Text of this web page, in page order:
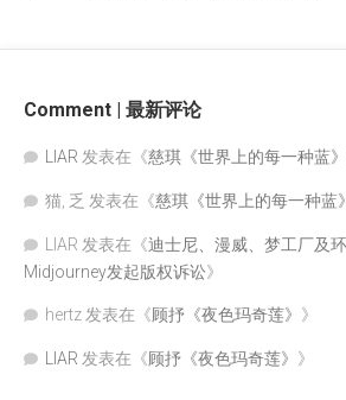
Comment | 最新评论
LIAR 发表在《慈琪《世界上的每一种蓝》
猫, 乏 发表在《慈琪《世界上的每一种蓝》
LIAR 发表在《迪士尼、漫威、梦工厂及
Midjourney发起版权诉讼》
hertz 发表在《顾抒《夜色玛奇莲》 》
LIAR 发表在《顾抒《夜色玛奇莲》 》